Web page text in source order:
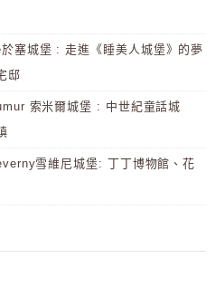
塞城堡 : 走進《睡美人城堡》的夢
邸
索米爾城堡 : 中世紀童話城
雪維尼城堡: 丁丁博物館、花